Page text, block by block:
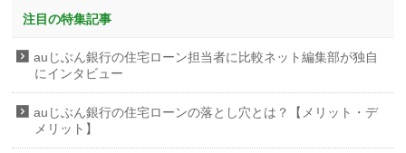
注目の特集記事
auじぶん銀行の住宅ローン担当者に比較ネット編集部が独自
にインタビュー
auじぶん銀行の住宅ローンの落とし穴とは？【メリット・デ
メリット】